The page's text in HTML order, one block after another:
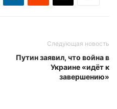
Следующая новость
Путин заявил, что война в
Украине «идёт к
завершению»